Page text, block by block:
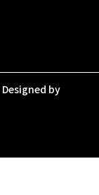
Designed by